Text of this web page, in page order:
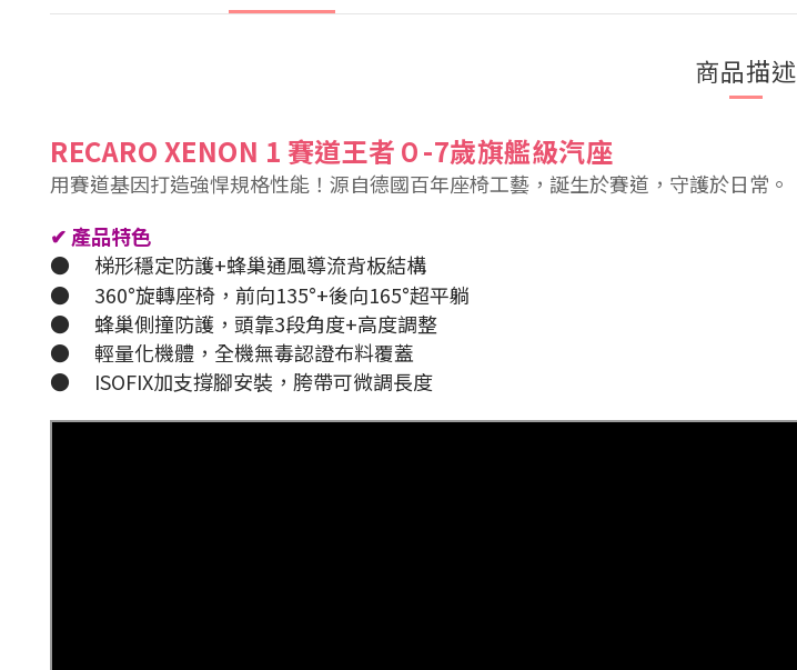
商品描述
RECARO XENON 1 賽道王者０-7歲旗艦級汽座
用賽道基因打造強悍規格性能！ 源自德國百年座椅工藝，誕生於賽道，守護於日常。
✔ 產品特色
●
梯形穩定防護+蜂巢通風導流背板結構
●
360°旋轉座椅，前向135°+後向165°超平躺
●
蜂巢側撞防護，頭靠3段角度+高度調整
●
輕量化機體，全機無毒認證布料覆蓋
●
ISOFIX加支撐腳安裝，胯帶可微調長度